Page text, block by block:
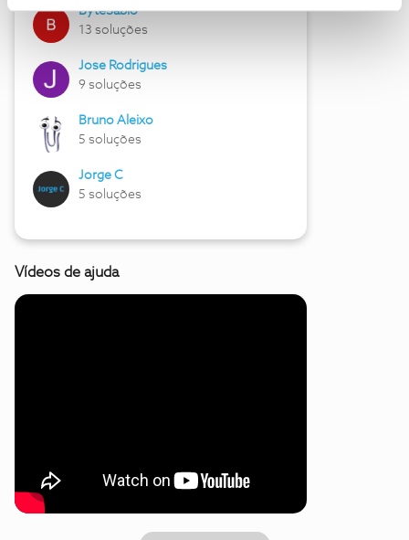
ByteSábio
13 soluções
Jose Rodrigues
9 soluções
Bruno Aleixo
5 soluções
Jorge C
5 soluções
Vídeos de ajuda